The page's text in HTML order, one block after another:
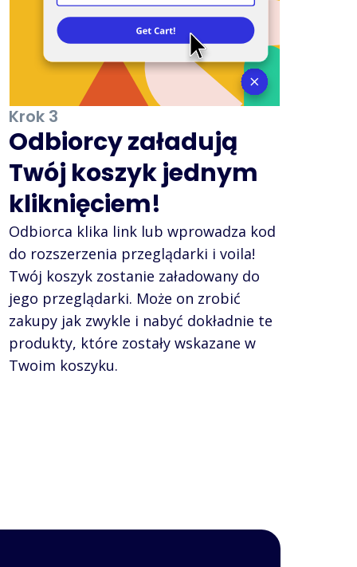
Krok 3
Odbiorcy załadują
Twój koszyk jednym
kliknięciem!
Odbiorca klika link lub wprowadza kod
do rozszerzenia przeglądarki i voila!
Twój koszyk zostanie załadowany do
jego przeglądarki. Może on zrobić
zakupy jak zwykle i nabyć dokładnie te
produkty, które zostały wskazane w
Twoim koszyku.